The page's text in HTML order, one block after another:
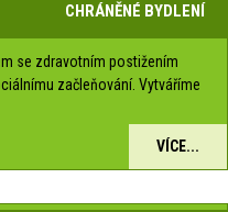
CHRÁNĚNÉ BYDLENÍ
se zdravotním postižením
začleňování. Vytváříme
VÍCE...